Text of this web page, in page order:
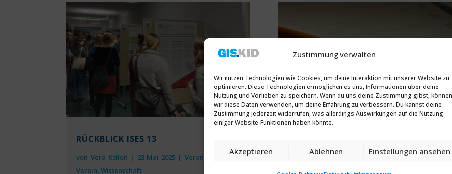
Zustimmung verwalten
Wir nutzen Technologien wie Cookies, um deine Interaktion mit unserer Website zu
optimieren. Diese Technologien ermöglichen es uns, Informationen über deine
Nutzung und Vorlieben zu speichern. Wenn du uns deine Zustimmung gibst, können
wir diese Daten verwenden, um deine Erfahrung zu verbessern. Du kannst deine
Zustimmung jederzeit widerrufen, was allerdings Auswirkungen auf die Nutzung
einiger Website-Funktionen haben könnte.
Akzeptieren Ablehnen Einstellungen ansehen
RÜCKBLICK ISES 13
von Vera Köllen | 23 Mai 2025 | Veranstaltungen
Verein,Wissenschaft
PROGRAMM ISES 13
vonVera Köllen|24 Juli 2024|